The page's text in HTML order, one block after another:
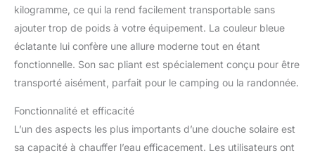
galère de chercher un
arbre robuste pour
accrocher un sac lourd.
Équipée d'une pompe à
pied innovante, cette
douche portable crée
depuis le sol. Installez-
vous où vous le
kilogramme, ce qui la rend facilement transportable sans
ajouter trop de poids à votre équipement. La couleur bleue
éclatante lui confère une allure moderne tout en étant
fonctionnelle. Son sac pliant est spécialement conçu pour être
transporté aisément, parfait pour le camping ou la randonnée.
Fonctionnalité et efficacité
L’un des aspects les plus importants d’une douche solaire est
sa capacité à chauffer l’eau efficacement. Les utilisateurs ont